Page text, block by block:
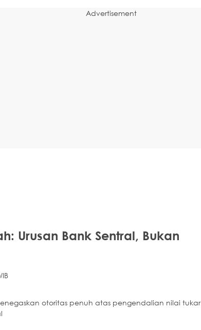
Advertisement
Urusan Bank Sentral, Bukan
otoritas penuh atas pengendalian nilai tukar